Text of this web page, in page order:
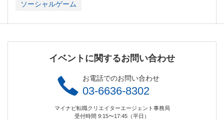
ソーシャルゲーム
イベントに関するお問い合わせ
お電話でのお問い合わせ
03-6636-8302
マイナビ転職クリエイターエージェント事務局
受付時間 9:15〜17:45（平日）